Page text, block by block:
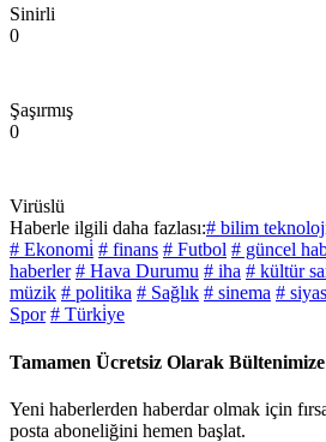
Sinirli
0
Şaşırmış
0
Virüslü
Haberle ilgili daha fazlası:# bilim
# Ekonomi̇ # finans # Futbol # güncel
haberler # Hava Durumu # iha # kültür
müzik # politika # Sağlık # sinema #
Spor # Türki̇ye
Tamamen Ücretsiz Olarak
Yeni haberlerden haberdar olmak için
posta aboneliğini hemen başlat.